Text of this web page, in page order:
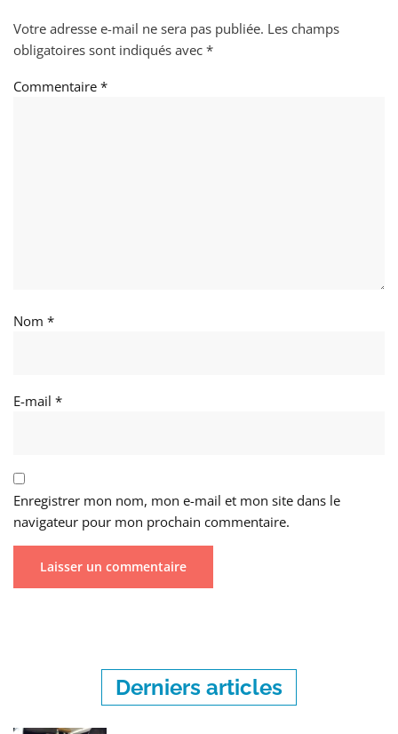
Votre adresse e-mail ne sera pas publiée. Les champs
obligatoires sont indiqués avec *
Commentaire *
Nom *
E-mail *
Enregistrer mon nom, mon e-mail et mon site dans le
navigateur pour mon prochain commentaire.
Derniers articles